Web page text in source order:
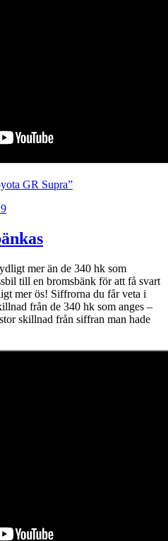
GR Supra”
mer än de 340 hk som
till en bromsbänk för att få svart
mer ös! Siffrorna du får veta i
från de 340 hk som anges –
skillnad från siffran man hade